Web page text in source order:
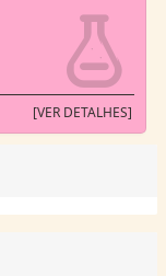
[VER DETALHES]